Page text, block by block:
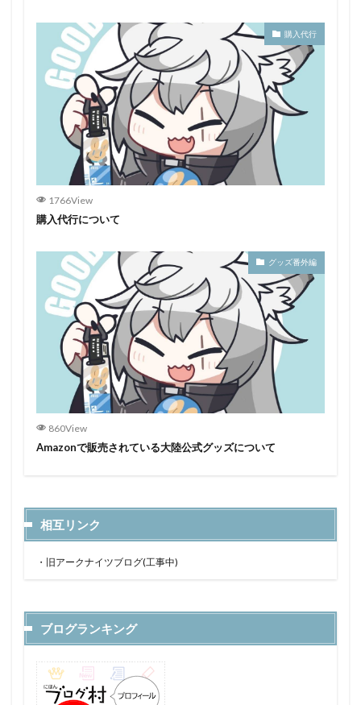
購入代行
1766View
購入代行について
グッズ番外編
860View
Amazonで販売されている大陸公式グッズについて
相互リンク
・ 旧アークナイツブログ(工事中)
ブログランキング